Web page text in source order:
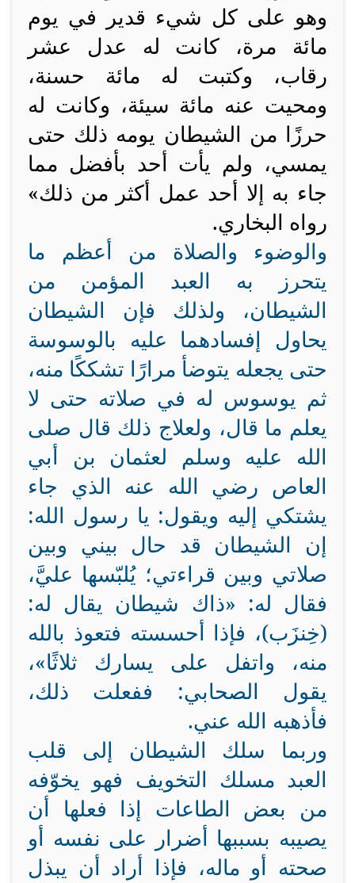
وهو على كل شيء قدير في يوم
مائة مرة، كانت له عدل عشر
رقاب، وكتبت له مائة حسنة،
ومحيت عنه مائة سيئة، وكانت له
حرزًا من الشيطان يومه ذلك حتى
يمسي، ولم يأت أحد بأفضل مما
جاء به إلا أحد عمل أكثر من ذلك»
رواه البخاري.
والوضوء والصلاة من أعظم ما
يتحرز به العبد المؤمن من
الشيطان، ولذلك فإن الشيطان
يحاول إفسادهما عليه بالوسوسة
حتى يجعله يتوضأ مرارًا تشككًا منه،
ثم يوسوس له في صلاته حتى لا
يعلم ما قال، ولعلاج ذلك قال صلى
الله عليه وسلم لعثمان بن أبي
العاص رضي الله عنه الذي جاء
يشتكي إليه ويقول: يا رسول الله:
إن الشيطان قد حال بيني وبين
صلاتي وبين قراءتي؛ يُلبّسها عليَّ،
فقال له: «ذاك شيطان يقال له:
(خِنزَب)، فإذا أحسسته فتعوذ بالله
منه، واتفل على يسارك ثلاثًا»،
يقول الصحابي: ففعلت ذلك،
فأذهبه الله عني.
وربما سلك الشيطان إلى قلب
العبد مسلك التخويف فهو يخوّفه
من بعض الطاعات إذا فعلها أن
يصيبه بسببها أضرار على نفسه أو
صحته أو ماله، فإذا أراد أن يبذل